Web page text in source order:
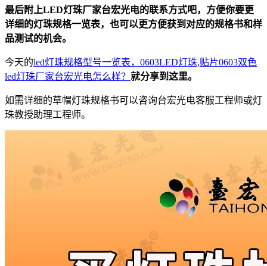
最后附上LED灯珠厂家台宏光电的联系方式吧，方便你要更
详细的灯珠规格一览表，也可以更方便获到对应的规格书和样
品测试的机会。
今天的led灯珠规格型号一览表，0603LED灯珠,贴片0603双色
led灯珠厂家台宏光电怎么样？ 就分享到这里。
如需详细的草帽灯珠规格书可以咨询台宏光电客服工程师或灯
珠教授助理工程师。